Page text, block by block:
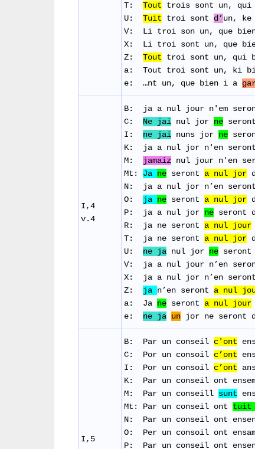
T: Tout trois sont un, qui
U: Tuit troi sont d’un, ke
V: Li troi son un, que
X: Li troi sont un, que
Z: Tout troi sont un, qui
a: Tout troi sont un, ki
e: …nt un, que bien i a
I,4
v.4
B: ja a nul jour n'em
C: Ne jai nul jor ne
I: ne jai nuns jor ne
K: ja a nul jor n'en seront
M: jamaiz nul jour n'en
Mt: Ja ne seront a nul jor
N: ja a nul jor n’en seront
O: ja ne seront a nul jor
P: ja a nul jor ne seront
R: ja ne seront a nul jour
T: ja ne seront a nul jor
U: ne ja nul jor ne seront
V: ja a nul jour n’en
X: ja a nul jor n’en seront
Z: ja n’en seront a nul j
a: Ja ne seront a nul jour
e: ne ja un jor ne seront
I,5
B: Par un conseil c'ont
C: Por un consoil c’ont
I: Por un consoil c’ont
K: Par un conseil ont
​M: Par un conseill sunt
Mt: Par un conseil ont tuit
N: Par un conseil ont
O: Per un consoil ont
P: Par un conseil ont